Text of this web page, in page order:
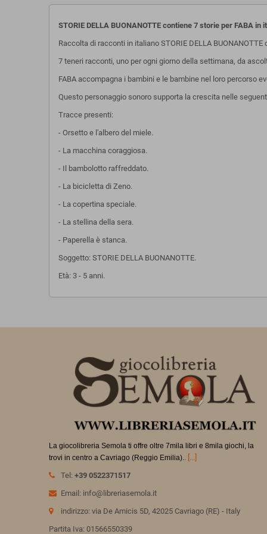
STORIE DELLA BUONANOTTE contiene 7 storie per FABA in
Raccolta di racconti in italiano STORIE DELLA BUONANOTTE
7 teneri racconti, uno per ogni giorno della settimana, da
FABA accompagna i bambini e le bambine nel loro percorso
Questo personaggio sonoro supporta la crescita nelle
Tracce presenti:
- Orsetto e l'albero del miele.
- La macchina coraggiosa.
- Il bambolotto raffreddato.
- La bicicletta di Zeno.
- La copertina speciale.
- La stellina della sera.
- Paperella è stanca.
Soggetto: STORIE DELLA BUONANOTTE.
Età: 3 - 5 anni.
La giocolibreria Semola ti offre oltre 7mila libri e 8mila giochi, la
trovi in centro a Cavriago (Reggio Emilia).. [...]
Tel: +39 0522371517
Email: info@libreriasemola.it
indirizzo: via De Amicis 5D, 42025 Cavriago (RE) - Italy
Partita Iva: 01566550339